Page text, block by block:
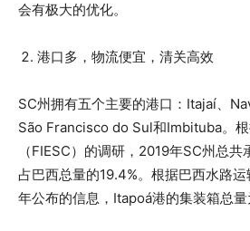
会有极大的优化。
港口多，物流便宜，清关高效
SC州拥有五个主要的港口：Itajaí、
São Francisco do Sul和Imbituba。
（FIESC）的调研，2019年SC州总
占巴西总量的19.4%。根据巴西水路
年公布的信息，Itapoá港的集装箱总量